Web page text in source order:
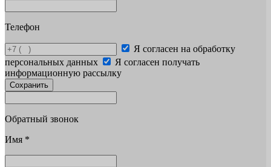
Телефон
Я согласен на обработку
персональных данных
Я согласен получать
информационную рассылку
Сохранить
Обратный звонок
Имя *